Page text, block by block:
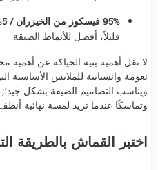
95% فيسكوز من الخيزران / 5% سباندكس
قليلاً، أفضل للأنماط الضيقة
لا تقل أهمية بنية الحياكة عن أهمية
نعومة وانسيابية للملابس الأساسية
ويناسب التصاميم الضيقة بشكل جيد؛;
وتماسكًا عندما تريد لمسة نهائية
اختبر القماش بالطريقة